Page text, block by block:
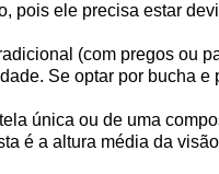
pois ele precisa estar
(com pregos ou
Se optar por bucha
única ou de uma
é a altura média da